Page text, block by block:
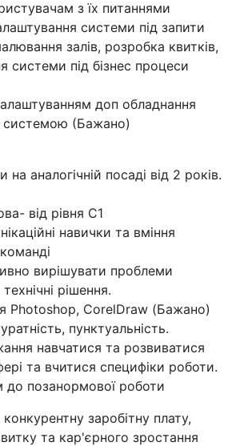
з їх питаннями
системи під запити
залів, розробка квитків,
системи під бізнес процеси
доп обладнання
системою (Бажано)
на аналогічній посаді від 2 років.
від рівня С1
навички та вміння
вирішувати проблеми
рішення.
Photoshop, CorelDraw (Бажано)
пунктуальність.
навчатися та розвиватися
та вчитися специфіки роботи.
до позанормової роботи
заробітну плату,
та кар'єрного зростання